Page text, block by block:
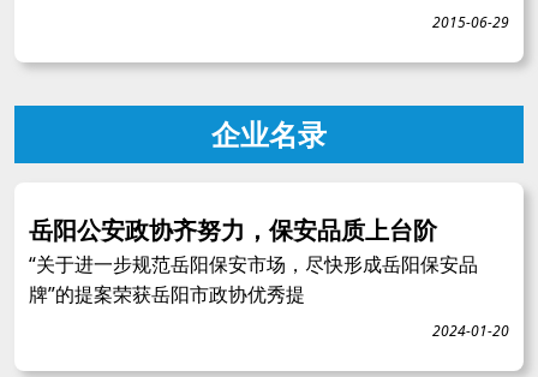
2015-06-29
企业名录
岳阳公安政协齐努力，保安品质上台阶
“关于进一步规范岳阳保安市场，尽快形成岳阳保安品
牌”的提案荣获岳阳市政协优秀提
2024-01-20